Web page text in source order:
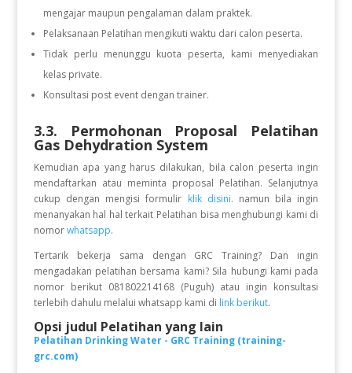
mengajar maupun pengalaman dalam praktek.
Pelaksanaan Pelatihan mengikuti waktu dari calon peserta.
Tidak perlu menunggu kuota peserta, kami menyediakan
kelas private.
Konsultasi post event dengan trainer.
3.3. Permohonan Proposal Pelatihan
Gas Dehydration System
Kemudian apa yang harus dilakukan, bila calon peserta ingin
mendaftarkan atau meminta proposal Pelatihan. Selanjutnya
cukup dengan mengisi formulir klik disini. namun bila ingin
menanyakan hal hal terkait Pelatihan bisa menghubungi kami di
nomor whatsapp.
Tertarik bekerja sama dengan GRC Training? Dan ingin
mengadakan pelatihan bersama kami? Sila hubungi kami pada
nomor berikut 081802214168 (Puguh) atau ingin konsultasi
terlebih dahulu melalui whatsapp kami di link berikut.
Opsi judul Pelatihan yang lain
Pelatihan Drinking Water - GRC Training (training-
grc.com)